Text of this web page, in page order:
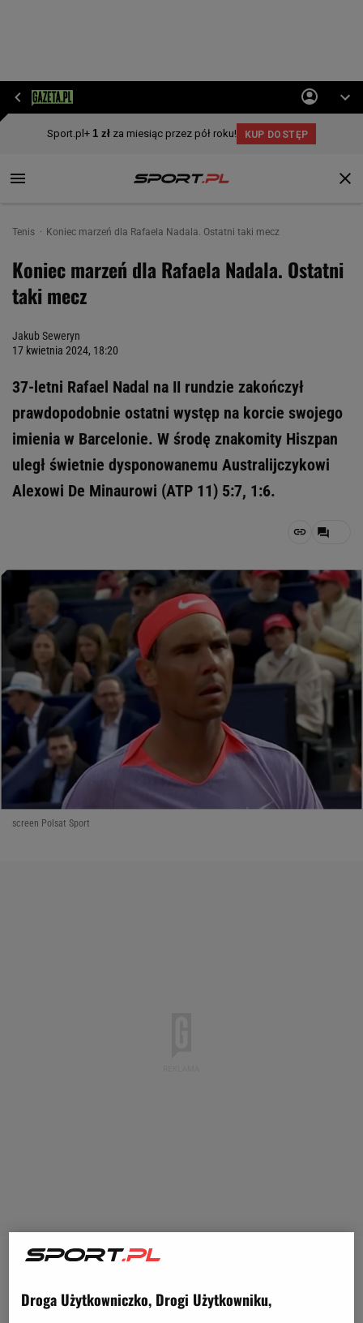
Tenis Koniec marzeń dla Rafaela Nadala. Ostatni taki mecz
Koniec marzeń dla Rafaela Nadala. Ostatni
taki mecz
Jakub Seweryn
17 kwietnia 2024, 18:20
37-letni Rafael Nadal na II rundzie zakończył
prawdopodobnie ostatni występ na korcie swojego
imienia w Barcelonie. W środę znakomity Hiszpan
uległ świetnie dysponowanemu Australijczykowi
Alexowi De Minaurowi (ATP 11) 5:7, 1:6.
screen Polsat Sport
kontuzją Rafael Nadal rozgrywa najprawdopodobniej
Droga Użytkowniczko, Drogi Użytkowniku,